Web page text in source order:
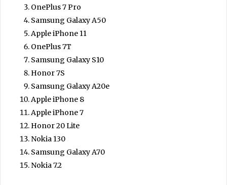
OnePlus 7 Pro
Samsung Galaxy A50
Apple iPhone 11
OnePlus 7T
Samsung Galaxy S10
Honor 7S
Samsung Galaxy A20e
Apple iPhone 8
Apple iPhone 7
Honor 20 Lite
Nokia 130
Samsung Galaxy A70
Nokia 7.2